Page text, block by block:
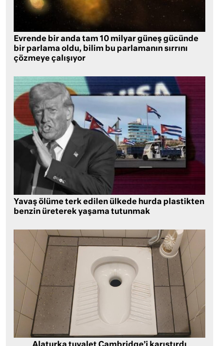
Evrende bir anda tam 10 milyar güneş gücünde
bir parlama oldu, bilim bu parlamanın sırrını
çözmeye çalışıyor
Yavaş ölüme terk edilen ülkede hurda plastikten
benzin üreterek yaşama tutunmak